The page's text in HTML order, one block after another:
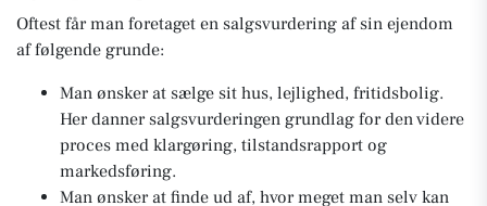
Oftest får man foretaget en salgsvurdering af sin ejendom
af følgende grunde:
Man ønsker at sælge sit hus, lejlighed, fritidsbolig.
Her danner salgsvurderingen grundlag for den videre
proces med klargøring, tilstandsrapport og
markedsføring.
Man ønsker at finde ud af, hvor meget man selv kan